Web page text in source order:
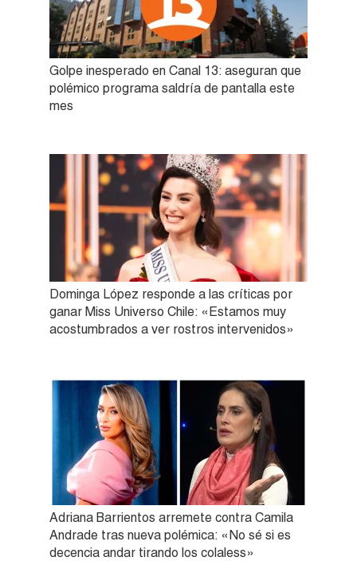
Golpe inesperado en Canal 13: aseguran que
polémico programa saldría de pantalla este
mes
Dominga López responde a las críticas por
ganar Miss Universo Chile: «Estamos muy
acostumbrados a ver rostros intervenidos»
Adriana Barrientos arremete contra Camila
Andrade tras nueva polémica: «No sé si es
decencia andar tirando los colaless»